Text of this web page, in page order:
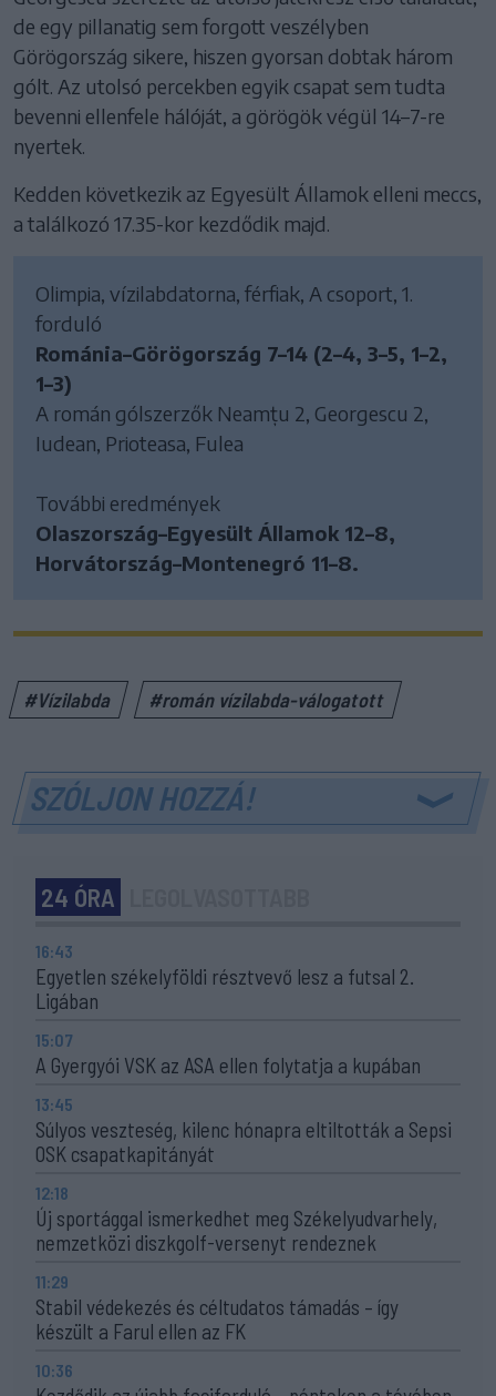
de egy pillanatig sem forgott veszélyben
Görögország sikere, hiszen gyorsan dobtak három
gólt. Az utolsó percekben egyik csapat sem tudta
bevenni ellenfele hálóját, a görögök végül 14–7-re
nyertek.
Kedden következik az Egyesült Államok elleni meccs,
a találkozó 17.35-kor kezdődik majd.
Olimpia, vízilabdatorna, férfiak, A csoport, 1.
forduló
Románia–Görögország 7–14 (2–4, 3–5, 1–2,
1–3)
A román gólszerzők Neamțu 2, Georgescu 2,
Iudean, Prioteasa, Fulea
További eredmények
Olaszország–Egyesült Államok 12–8,
Horvátország–Montenegró 11–8.
#Vízilabda #román vízilabda-válogatott
SZÓLJON HOZZÁ!
24 ÓRA
16:43
Egyetlen székelyföldi résztvevő lesz a futsal 2.
Ligában
15:07
A Gyergyói VSK az ASA ellen folytatja a kupában
13:45
Súlyos veszteség, kilenc hónapra eltiltották a Sepsi
OSK csapatkapitányát
12:18
Új sportággal ismerkedhet meg Székelyudvarhely,
nemzetközi diszkgolf-versenyt rendeznek
11:29
Stabil védekezés és céltudatos támadás – így
készült a Farul ellen az FK
10:36